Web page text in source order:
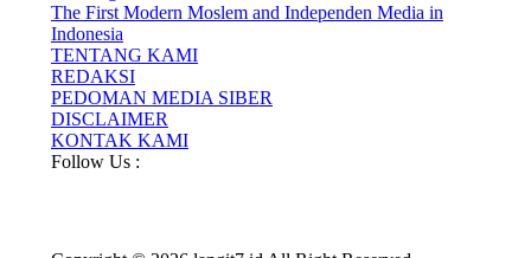
The First Modern Moslem and Independen Media in
Indonesia
TENTANG KAMI
REDAKSI
PEDOMAN MEDIA SIBER
DISCLAIMER
KONTAK KAMI
Follow Us :